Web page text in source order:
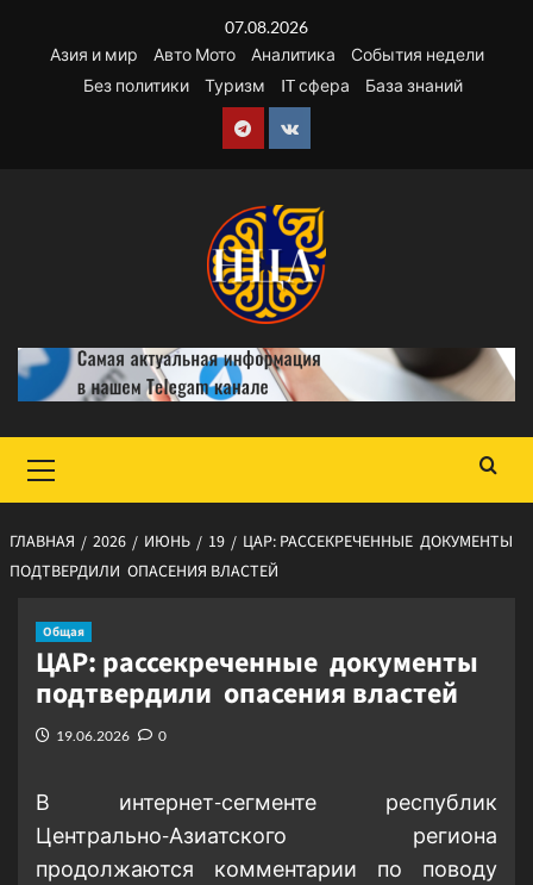
содержимому
07.08.2026
Азия и мир
Авто Мото Аналитика
События недели
Без политики
Туризм IT сфера База знаний
Telegram
VK
меню
ГЛАВНАЯ 2026 ИЮНЬ 19
ЦАР: РАССЕКРЕЧЕННЫЕ ДОКУМЕНТЫ
ПОДТВЕРДИЛИ ОПАСЕНИЯ ВЛАСТЕЙ
Общая
ЦАР: рассекреченные документы
подтвердили опасения властей
19.06.2026 0
В интернет-сегменте республик
Центрально-Азиатского региона
продолжаются комментарии по поводу